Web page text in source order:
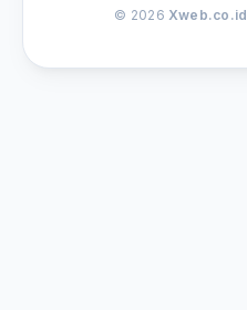
© 2026 Xweb.co.id